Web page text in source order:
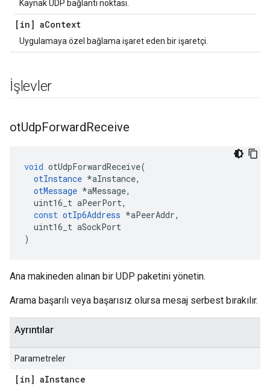
Kaynak UDP bağlantı noktası.
[in] aContext
Uygulamaya özel bağlama işaret eden bir işaretçi.
İşlevler
otUdpForwardReceive
void otUdpForwardReceive(
otInstance *aInstance,
otMessage *aMessage,
uint16_t aPeerPort,
const otIp6Address *aPeerAddr,
uint16_t aSockPort
)
Ana makineden alınan bir UDP paketini yönetin.
Arama başarılı veya başarısız olursa mesaj serbest bırakılır.
Ayrıntılar
Parametreler
[in] aInstance